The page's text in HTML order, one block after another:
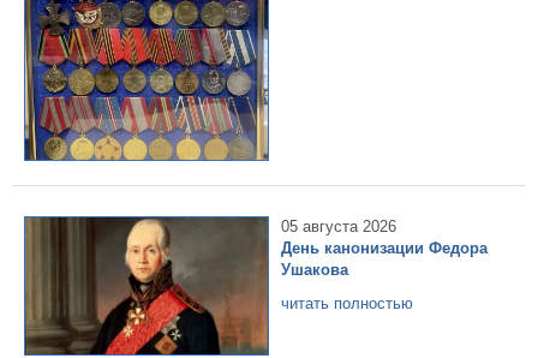
05 августа 2026
День канонизации Федора
Ушакова
читать полностью